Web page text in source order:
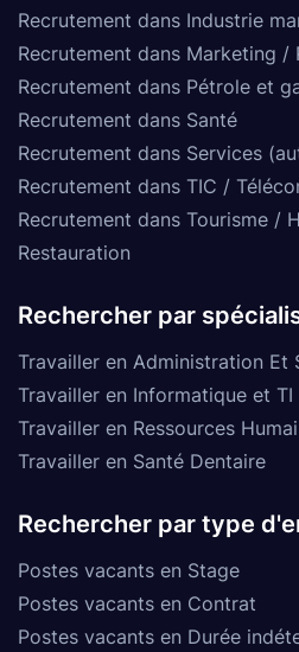
Recrutement dans Industrie
Recrutement dans Marketing /
Recrutement dans Pétrole et
Recrutement dans Santé
Recrutement dans Services
Recrutement dans TIC /
Recrutement dans Tourisme /
Restauration
Rechercher par
Travailler en Administration Et
Travailler en Informatique et TI
Travailler en Ressources
Travailler en Santé Dentaire
Rechercher par type
Postes vacants en Stage
Postes vacants en Contrat
Postes vacants en Durée